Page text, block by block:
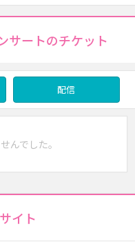
サートのチケット
配信
んでした。
イト